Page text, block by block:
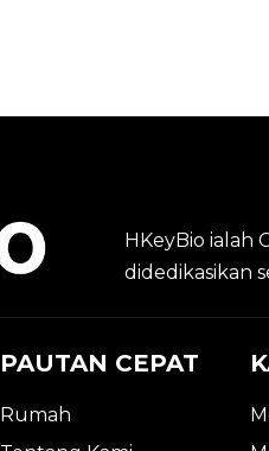
HKeyBio ialah
didedikasikan
PAUTAN CEPAT
Rumah